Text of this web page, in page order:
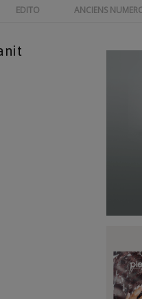
EDITO ANCIENS